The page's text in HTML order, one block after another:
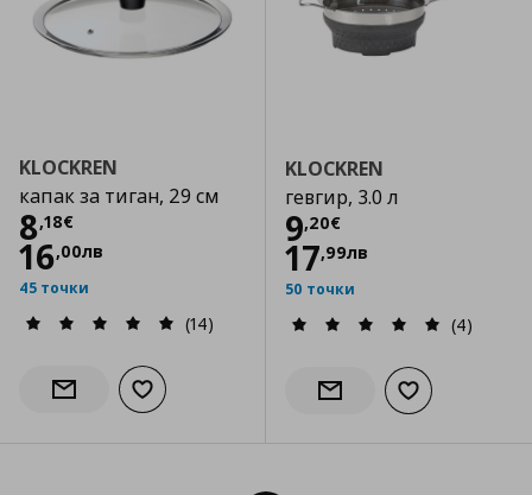
KLOCKREN
капак за тиган, 29 см
8,18€
Цена
16,00лв
45 точки
(14)
Информирай ме за наличност
Добави към списъка с любими
KLOCKREN
гевгир, 3.0 л
9,20€
Цена
17,99лв
50 точки
(4)
Информирай ме за
Добави към